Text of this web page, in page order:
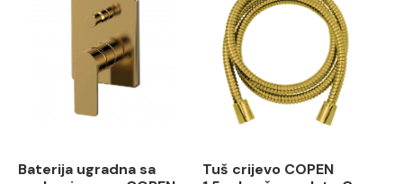
Baterija ugradna sa
Tuš crijevo COPEN